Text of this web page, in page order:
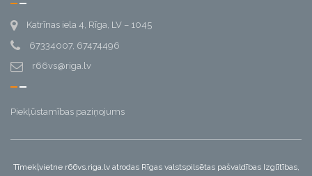
Katrīnas iela 4, Rīga, LV – 1045
67334007, 67474496
r66vs@riga.lv
Piekļūstamības paziņojums
Tīmekļvietne r66vs.riga.lv atrodas Rīgas valstspilsētas pašvaldības Izglītības,